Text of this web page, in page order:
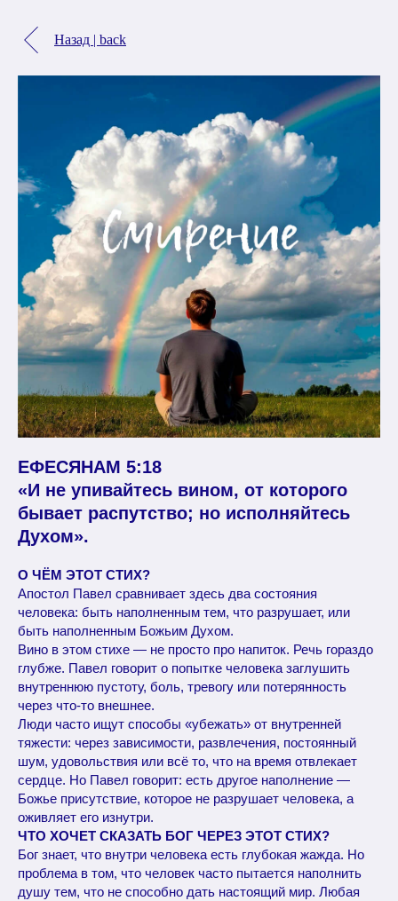
Назад | back
ЕФЕСЯНАМ 5:18
«И не упивайтесь вином, от которого
бывает распутство; но исполняйтесь
Духом».
О ЧЁМ ЭТОТ СТИХ?
Апостол Павел сравнивает здесь два состояния
человека: быть наполненным тем, что разрушает, или
быть наполненным Божьим Духом.
Вино в этом стихе — не просто про напиток. Речь гораздо
глубже. Павел говорит о попытке человека заглушить
внутреннюю пустоту, боль, тревогу или потерянность
через что-то внешнее.
Люди часто ищут способы «убежать» от внутренней
тяжести: через зависимости, развлечения, постоянный
шум, удовольствия или всё то, что на время отвлекает
сердце. Но Павел говорит: есть другое наполнение —
Божье присутствие, которое не разрушает человека, а
оживляет его изнутри.
ЧТО ХОЧЕТ СКАЗАТЬ БОГ ЧЕРЕЗ ЭТОТ СТИХ?
Бог знает, что внутри человека есть глубокая жажда. Но
проблема в том, что человек часто пытается наполнить
душу тем, что не способно дать настоящий мир. Любая